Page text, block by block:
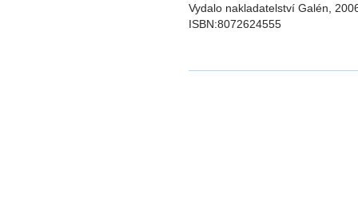
Vydalo nakladatelství Galén,
ISBN:8072624555